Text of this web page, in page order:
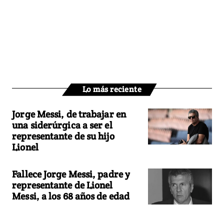
Lo más reciente
Jorge Messi, de trabajar en
una siderúrgica a ser el
representante de su hijo
Lionel
Fallece Jorge Messi, padre y
representante de Lionel
Messi, a los 68 años de edad